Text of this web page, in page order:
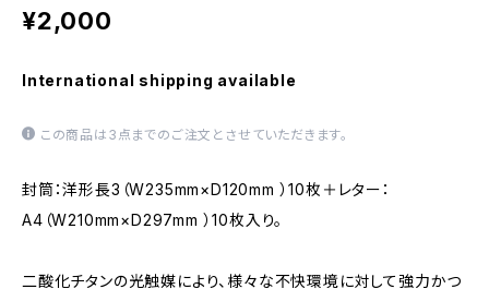
¥2,000
International shipping available
この商品は3点までのご注文とさせていただきます。
封筒：洋形長3（W235mm×D120mm ）10枚＋レター：
A4（W210mm×D297mm ）10枚入り。
二酸化チタンの光触媒により、様々な不快環境に対して強力かつ